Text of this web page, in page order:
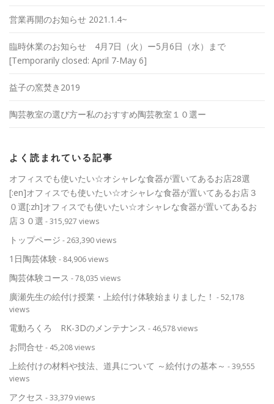
営業再開のお知らせ 2021.1.4~
臨時休業のお知らせ 4月7日（火）ー5月6日（水）まで
[Temporarily closed: April 7-May 6]
益子の窯焚き2019
陶芸教室の選び方ー私のおすすめ陶芸教室１０選ー
よく読まれている記事
オフィスでも使いたい☆オシャレな食器が置いてあるお店28選
[:en]オフィスでも使いたい☆オシャレな食器が置いてあるお店３
０選[:zh]オフィスでも使いたい☆オシャレな食器が置いてあるお
店３０選 - 315,927 views
トップページ - 263,390 views
1日陶芸体験 - 84,906 views
陶芸体験コース - 78,035 views
廣瀬先生の絵付け授業・上絵付け体験始まりました！ - 52,178
views
電動ろくろ RK-3Dのメンテナンス - 46,578 views
お問合せ- 45,208 views
上絵付けの材料や技法、道具について ～絵付けの基本～ - 39,555
views
アクセス - 33,379 views